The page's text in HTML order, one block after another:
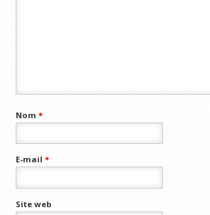
Nom*
E-mail*
Site web